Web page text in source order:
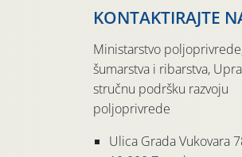
KONTAKTIRAJTE
Ministarstvo
šumarstva i ribarstva,
stručnu podršku razvoju
poljoprivrede
Ulica Grada Vukovara